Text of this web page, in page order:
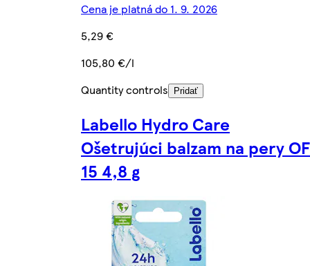
Cena je platná do 1. 9. 2026
5,29 €
105,80 €/l
Quantity controls
Pridať
Labello Hydro Care
Ošetrujúci balzam na pery OF
15 4,8 g